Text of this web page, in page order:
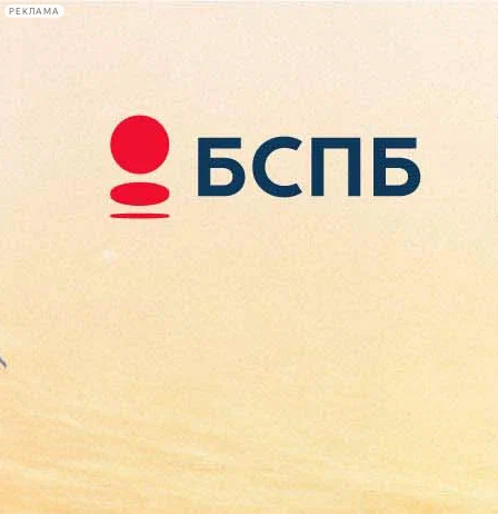
РЕКЛАМА
Сегодня:
2026.08.10
11:43
Афиша Plus